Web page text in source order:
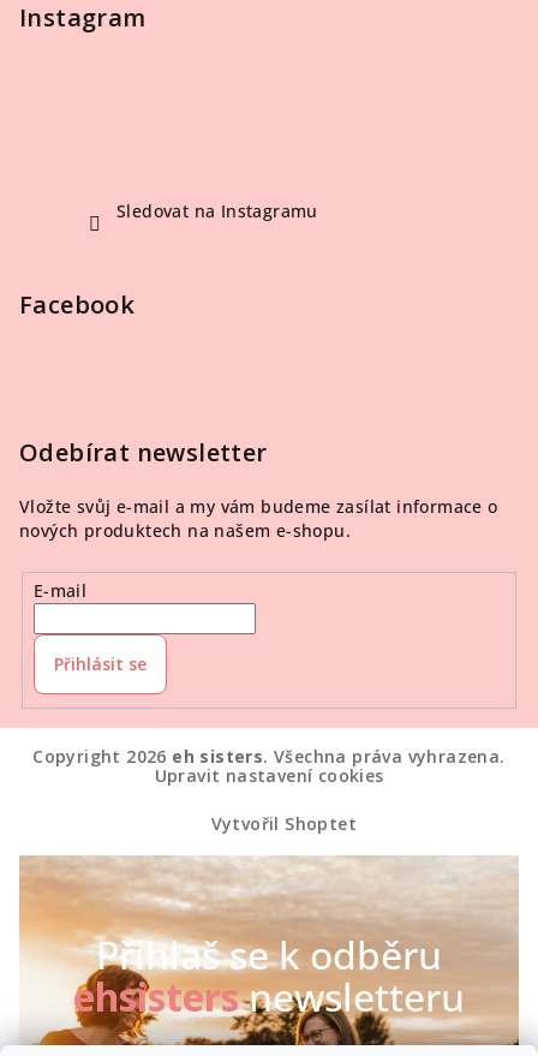
Instagram
Sledovat na Instagramu
Facebook
Odebírat newsletter
Vložte svůj e-mail a my vám budeme zasílat informace o
nových produktech na našem e-shopu.
E-mail
Přihlásit se
Copyright 2026 eh sisters. Všechna práva vyhrazena.
Upravit nastavení cookies
Vytvořil Shoptet
Přihlaš se k odběru
ehsistersnewsletteru